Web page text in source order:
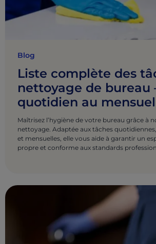
Blog
Liste complète des
nettoyage de bureau
quotidien au mensuel
Maîtrisez l’hygiène de votre bureau grâce à
nettoyage. Adaptée aux tâches
et mensuelles, elle vous aide à garantir un
propre et conforme aux standards